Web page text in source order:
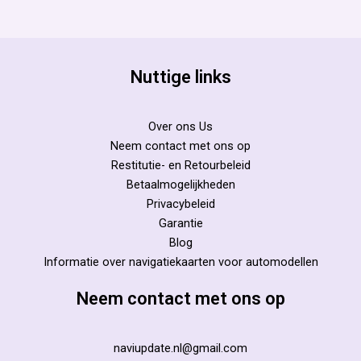
Nuttige links
Over ons Us
Neem contact met ons op
Restitutie- en Retourbeleid
Betaalmogelijkheden
Privacybeleid
Garantie
Blog
Informatie over navigatiekaarten voor automodellen
Neem contact met ons op
naviupdate.nl@gmail.com